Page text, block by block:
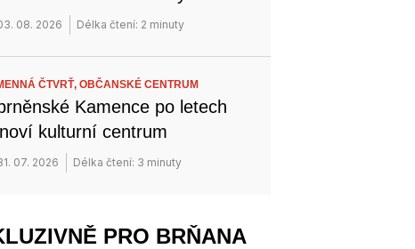
08. 2026 Délka čtení: 2 minuty
ČTVRŤ,OBČANSKÉ CENTRUM
Kamence po letech
kulturní centrum
07. 2026 Délka čtení: 3 minuty
PRO BRŇANA